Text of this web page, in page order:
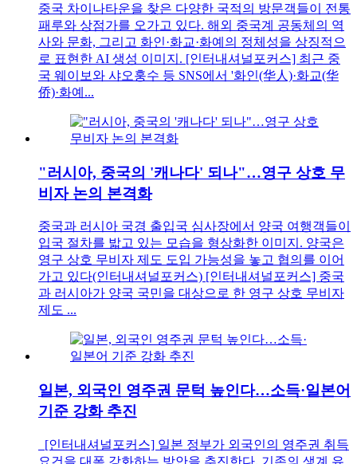
중국 차이나타운을 찾은 다양한 국적의 방문객들이 전통
패루와 상점가를 오가고 있다. 해외 중국계 공동체의 역
사와 문화, 그리고 화인·화교·화예의 정체성을 상징적으
로 표현한 AI 생성 이미지. [인터내셔널포커스] 최근 중
국 웨이보와 샤오훙수 등 SNS에서 '화인(华人)·화교(华
侨)·화예...
"러시아, 중국의 '캐나다' 되나"…영구 상호 무
비자 논의 본격화
중국과 러시아 국경 출입국 심사장에서 양국 여행객들이
입국 절차를 밟고 있는 모습을 형상화한 이미지. 양국은
영구 상호 무비자 제도 도입 가능성을 놓고 협의를 이어
가고 있다(인터내셔널포커스) [인터내셔널포커스] 중국
과 러시아가 양국 국민을 대상으로 한 영구 상호 무비자
제도 ...
일본, 외국인 영주권 문턱 높인다…소득·일본어
기준 강화 추진
[인터내셔널포커스] 일본 정부가 외국인의 영주권 취득
요건을 대폭 강화하는 방안을 추진한다. 기존의 생계 유